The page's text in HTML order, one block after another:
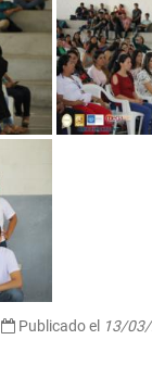
Publicado el 13/